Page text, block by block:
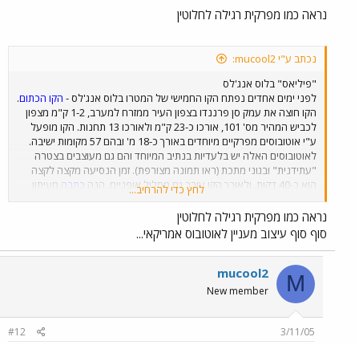
נראה כמו מפרקית רגילה לחלוטין
נכתב ע"י mucool2:
"פיליאס" בלוס אנג'לס
לפני ימים אחדים נפתח הקו החמישי של המטרו בלוס אנג'לס - הקו הכתום.
הקו חוצה את עמק סן פרננדו בצפון העיר ממזרח למערב, 1-2 ק"מ מצפון
לכביש המהיר מס' 101, אורכו כ-23 ק"מ ולאורכו 13 תחנות. הקו מופעל
ע"י אוטובוסים מפרקיים מיוחדים באורך כ-18 מ' ובהם 57 מקומות ישיבה.
לאוטובוסים האלה יש בלעדיות בנתיב המיוחד והם גם מעוצבים בצטרה
"עתידנית" ובגוני מתכת (ראו תמונה מצורפת). זמן הנסיעה מקצה לקצה
הוא כ-40 דקות, ולאורך הקו עובר גם מסלול אופניים. הנה
כתבה מעיתון
לוס אנג'לס טיימס המתארת את טקס הפתיחה, שבו נאמרו מילים מוכרות
כמו "רכבת על כביש" ו"הפתרון הטוב ביותר בעולם". ב
בעיית הבטיחות של הקו שחוצה 36 צמתים בלי מחסום או הפרדה מפלסית,
וכבר ביום חמישי הייתה תאונה בין אוטובוס שהיה בנסיעת נסיון לבין כלי
רכב שחצה צומת באור אדום. הקווים האחרים בעיר: האדום (קו הרכבת
העיר) והזהוב (מהמרכז לפסדינה במזרח) - קווי רכבת קלה. הפרויקט הגדול
הבא של המטרו של לוס אנג'לס הואהארכת הקו הזהובלמזרח לוס
אנג'לס.
לחץ כדי להרחיב...
נראה כמו מפרקית רגילה לחלוטין
סוף סוף עיצוב מעניין לאוטובוס אמריקאי...
M
mucool2
New member
3/11/05
#12